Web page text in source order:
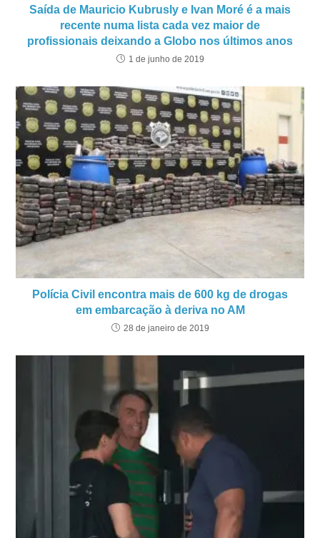
Saída de Mauricio Kubrusly e Ivan Moré é a mais
recente numa lista cada vez maior de
profissionais deixando a Globo nos últimos anos
1 de junho de 2019
Polícia Civil encontra mais de 600 kg de drogas
em embarcação à deriva no AM
28 de janeiro de 2019